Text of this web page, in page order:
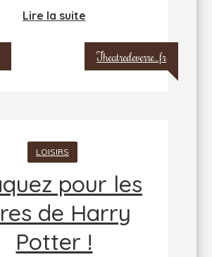
Lire la suite
Theatredeverre_fr
LOISIRS
pour les
de Harry
Potter !